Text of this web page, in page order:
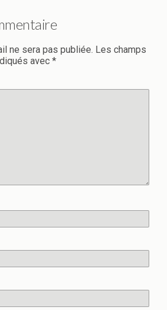
ne sera pas publiée. Les champs
avec *